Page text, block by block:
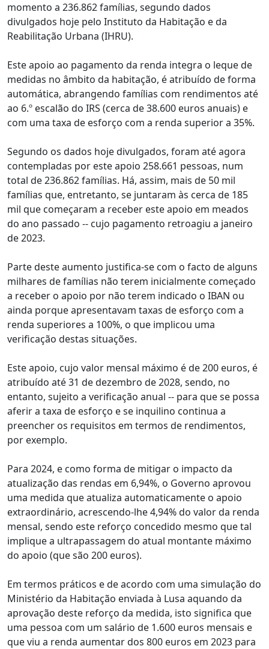
momento a 236.862 famílias, segundo dados
divulgados hoje pelo Instituto da Habitação e da
Reabilitação Urbana (IHRU).
Este apoio ao pagamento da renda integra o leque de
medidas no âmbito da habitação, é atribuído de forma
automática, abrangendo famílias com rendimentos até
ao 6.º escalão do IRS (cerca de 38.600 euros anuais) e
com uma taxa de esforço com a renda superior a 35%.
Segundo os dados hoje divulgados, foram até agora
contempladas por este apoio 258.661 pessoas, num
total de 236.862 famílias. Há, assim, mais de 50 mil
famílias que, entretanto, se juntaram às cerca de 185
mil que começaram a receber este apoio em meados
do ano passado -- cujo pagamento retroagiu a janeiro
de 2023.
Parte deste aumento justifica-se com o facto de alguns
milhares de famílias não terem inicialmente começado
a receber o apoio por não terem indicado o IBAN ou
ainda porque apresentavam taxas de esforço com a
renda superiores a 100%, o que implicou uma
verificação destas situações.
Este apoio, cujo valor mensal máximo é de 200 euros, é
atribuído até 31 de dezembro de 2028, sendo, no
entanto, sujeito a verificação anual -- para que se possa
aferir a taxa de esforço e se inquilino continua a
preencher os requisitos em termos de rendimentos,
por exemplo.
Para 2024, e como forma de mitigar o impacto da
atualização das rendas em 6,94%, o Governo aprovou
uma medida que atualiza automaticamente o apoio
extraordinário, acrescendo-lhe 4,94% do valor da renda
mensal, sendo este reforço concedido mesmo que tal
implique a ultrapassagem do atual montante máximo
do apoio (que são 200 euros).
Em termos práticos e de acordo com uma simulação do
Ministério da Habitação enviada à Lusa aquando da
aprovação deste reforço da medida, isto significa que
uma pessoa com um salário de 1.600 euros mensais e
que viu a renda aumentar dos 800 euros em 2023 para